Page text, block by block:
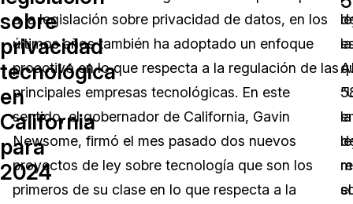
Precios de Redacción a Pedido
Redacción de vídeos
Redacción de documentos
Redacción de audio
Redacción de imágenes
Industrias
Cuerpos Policiales
Transportación
Educación
Precios
Recursos
Artículos
Eventos
English
Español
sobre
privacidad
tecnológica
en
California
para
2024
a la legislación sobre privacidad de datos, en los
últimos años también ha adoptado un enfoque
proactivo en lo que respecta a la regulación de las
principales empresas tecnológicas. En este
sentido, el gobernador de California, Gavin
Newsome, firmó el mes pasado dos nuevos
proyectos de ley sobre tecnología que son los
primeros de su clase en lo que respecta a la
la
la
el